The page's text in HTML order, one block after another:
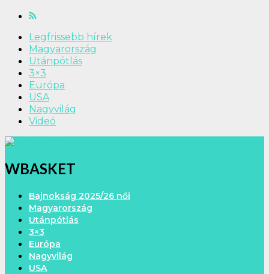
Legfrissebb hírek
Magyarország
Utánpótlás
3×3
Európa
USA
Nagyvilág
Videó
WBASKET
Bajnokság 2025/26 női
Magyarország
Utánpótlás
3×3
Európa
Nagyvilág
USA